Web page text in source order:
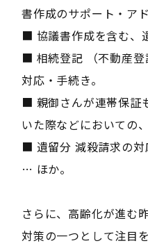
書作成のサポート・ア
■ 協議書作成を含む、
■ 相続登記 （不動産登
対応・手続き。
■ 親御さんが連帯保証
いた際などにおいての
■ 遺留分 減殺請求の対
… ほか。
さらに、高齢化が進む
対策の一つとして注目